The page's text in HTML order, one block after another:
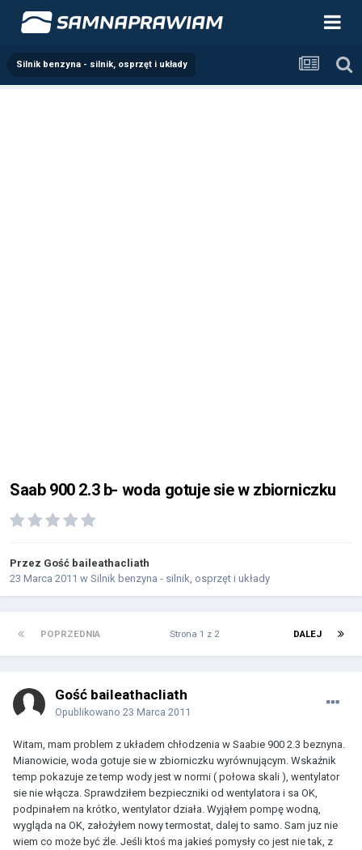
Silnik benzyna - silnik, osprzęt i układy
Saab 900 2.3 b- woda gotuje sie w zbiorniczku
Przez Gość baileathacliath
23 Marca 2011 w Silnik benzyna - silnik, osprzęt i układy
POPRZEDNIA DALEJ
Strona 1 z 2
Gość baileathacliath
Opublikowano 23 Marca 2011
Witam, mam problem z układem chłodzenia w Saabie 900 2.3 beznyna.
Mianowicie, woda gotuje sie w zbiorniczku wyrównującym. Wskaźnik
temp pokazuje ze temp wody jest w normi ( połowa skali ), wentylator
sie nie włącza. Sprawdziłem bezpieczniki od wentylatora i sa OK,
podpinałem na krótko, wentylator działa. Wyjąłem pompę wodną,
wygląda na OK, założyłem nowy termostat, dalej to samo. Sam juz nie
wiem co może być źle. Jeśli ktoś ma jakieś pomysły co jest nie tak, z